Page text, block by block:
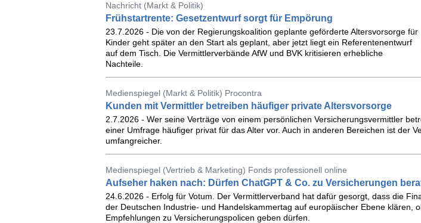
Nachricht (Markt & Politik)
Frühstartrente: Gesetzentwurf sorgt für Empörung
23.7.2026 - Die von der Regierungskoalition geplante geförderte Altersvorsorge für
Kinder geht später an den Start als geplant, aber jetzt liegt ein Referentenentwurf
auf dem Tisch. Die Vermittlerverbände AfW und BVK kritisieren erhebliche
Nachteile.
Medienspiegel (Markt & Politik) Procontra
Kunden mit Vermittler betreiben häufiger private Altersvorsorge
2.7.2026 - Wer seine Verträge von einem persönlichen Versicherungsvermittler
einer Umfrage häufiger privat für das Alter vor. Auch in anderen Bereichen ist der
umfangreicher.
Medienspiegel (Vertrieb & Marketing) Fonds professionell online
Aufseher haken nach: Dürfen ChatGPT & Co. zu Versicherungen
24.6.2026 - Erfolg für Votum. Der Vermittlerverband hat dafür gesorgt, dass die
der Deutschen Industrie- und Handelskammertag auf europäischer Ebene klären,
Empfehlungen zu Versicherungspolicen geben dürfen.